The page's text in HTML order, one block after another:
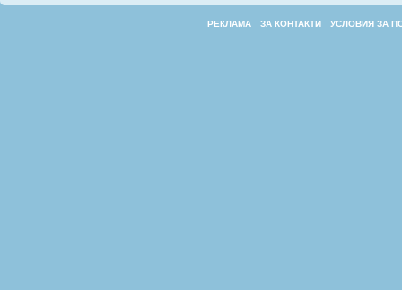
РЕКЛАМА ЗА КОНТАКТИ УСЛОВИЯ ЗА